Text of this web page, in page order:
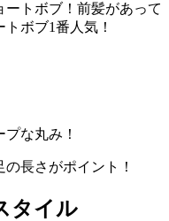
トボブ！前髪があって
トボブ1番人気！
な丸み！
長さがポイント！
タイル